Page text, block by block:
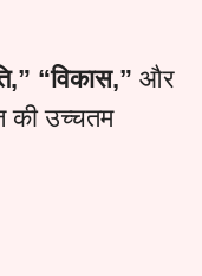
“विकास,” और
की उच्चतम